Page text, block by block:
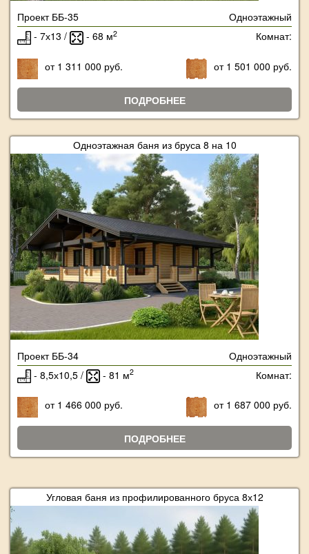
Проект ББ-35
Одноэтажный
- 7х13 /
- 68 м2 Комнат:
от 1 311 000 руб. от 1 501 000 руб.
ПОДРОБНЕЕ
Одноэтажная баня из бруса 8 на 10
Проект ББ-34
Одноэтажный
- 8,5х10,5 /
- 81 м2 Комнат:
от 1 466 000 руб. от 1 687 000 руб.
ПОДРОБНЕЕ
Угловая баня из профилированного бруса 8х12